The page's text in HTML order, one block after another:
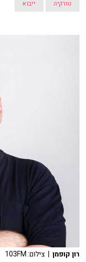
טורקיה ייבוא
רון קופמן | צילום: 103FM